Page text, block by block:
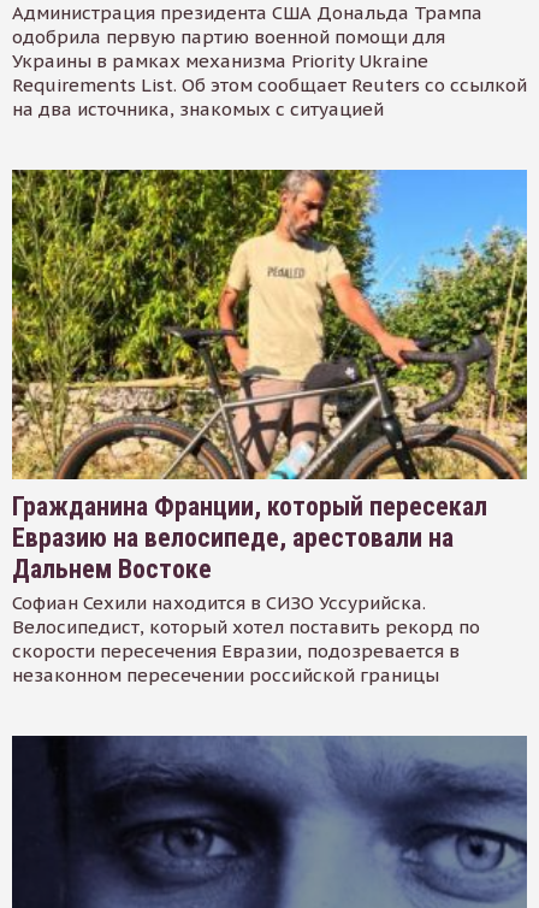
Администрация президента США Дональда Трампа
одобрила первую партию военной помощи для
Украины в рамках механизма Priority Ukraine
Requirements List. Об этом сообщает Reuters со ссылкой
на два источника, знакомых с ситуацией
Гражданина Франции, который пересекал
Евразию на велосипеде, арестовали на
Дальнем Востоке
Софиан Сехили находится в СИЗО Уссурийска.
Велосипедист, который хотел поставить рекорд по
скорости пересечения Евразии, подозревается в
незаконном пересечении российской границы